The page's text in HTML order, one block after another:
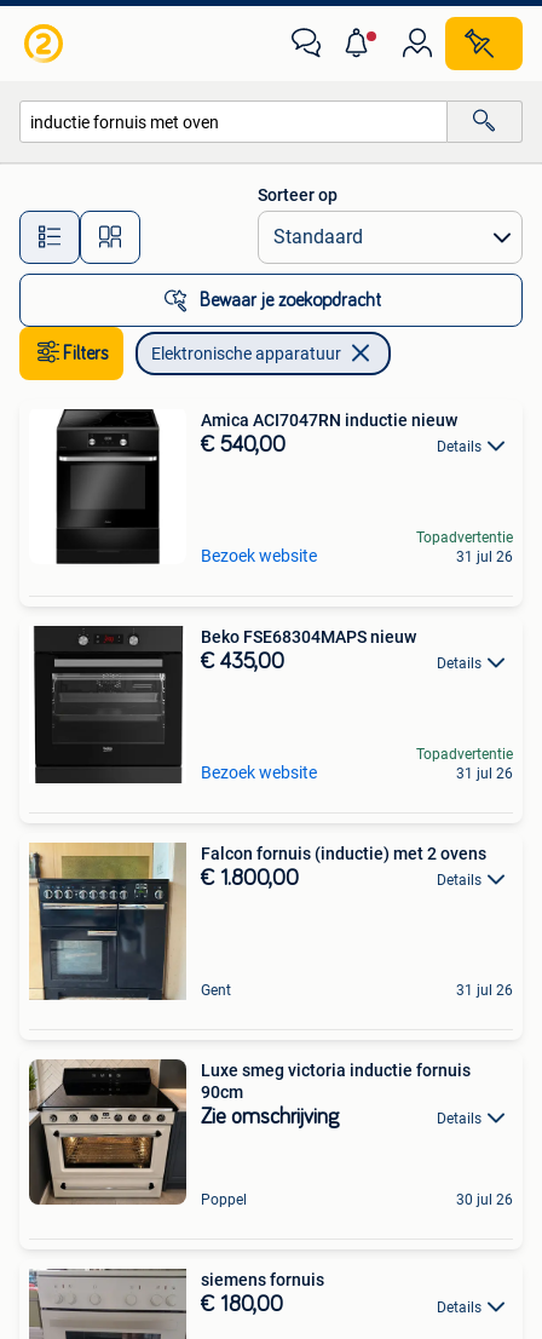
Alle afstanden…
Sorteer op
Bewaar je zoekopdracht
Filters Elektronische apparatuur
Amica ACI7047RN inductie nieuw
€ 540,00 Details
Bezoek website
Topadvertentie
31 jul 26
Beko FSE68304MAPS nieuw
€ 435,00 Details
Bezoek website
Topadvertentie
31 jul 26
Falcon fornuis (inductie) met 2 ovens
€ 1.800,00 Details
Gent 31 jul 26
Luxe smeg victoria inductie fornuis
90cm
Zie omschrijving Details
Poppel 30 jul 26
siemens fornuis
€ 180,00 Details